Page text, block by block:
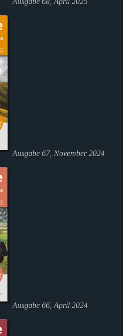
Ausgabe 67, November 2024
Ausgabe 66, April 2024